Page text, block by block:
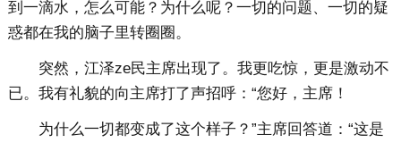
到一滴水，怎么可能？为什么呢？一切的问题、一切的疑
惑都在我的脑子里转圈圈。
突然，江泽ze民主席出现了。我更吃惊，更是激动不
已。我有礼貌的向主席打了声招呼：“您好，主席！
为什么一切都变成了这个样子？”主席回答道：“这是